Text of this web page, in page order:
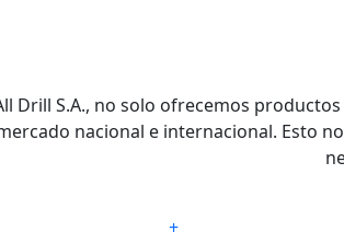
Drill S.A., no solo ofrecemos
nacional e internacional. Esto